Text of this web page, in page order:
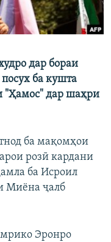
дар бораи
ба кушта
"Ҳамос" дар шаҳри
ба мақомҳои
розӣ кардани
ба Исроил
Миёна ҷалб
Эронро